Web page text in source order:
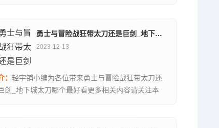
勇士与冒险战狂带太刀还是巨剑_地下城太刀哪个最好看
2023-12-13
： 轻宇铺小编为各位带来勇士与冒险战狂带太刀还
剑_地下城太刀哪个最好看更多相关内容请关注本